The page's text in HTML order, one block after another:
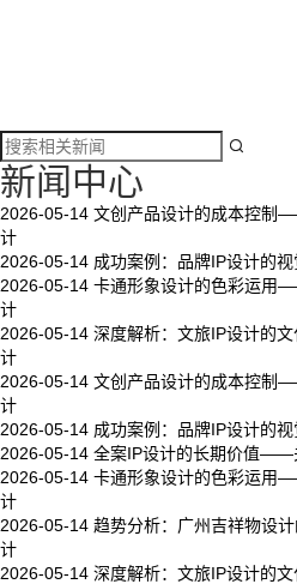

新闻中心
2026-05-14 文创产品设计的成本控制
计
2026-05-14 成功案例：品牌IP设计的
2026-05-14 卡通形象设计的色彩运用
计
2026-05-14 深度解析：文旅IP设计的
计
2026-05-14 文创产品设计的成本控制
计
2026-05-14 成功案例：品牌IP设计的
2026-05-14 全案IP设计的长期价值——
2026-05-14 卡通形象设计的色彩运用
计
2026-05-14 趋势分析：广州吉祥物设
计
2026-05-14 深度解析：文旅IP设计的